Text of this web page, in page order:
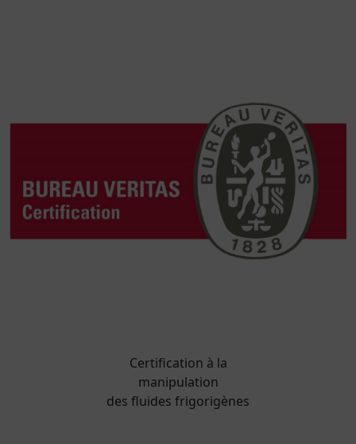
Certification à la
manipulation
des fluides frigorigènes